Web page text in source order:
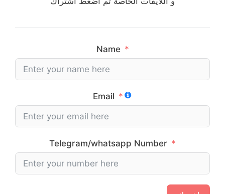
Name
Email
Telegram/whatsapp Number